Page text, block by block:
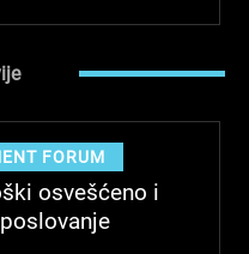
FORUM
osvešćeno i